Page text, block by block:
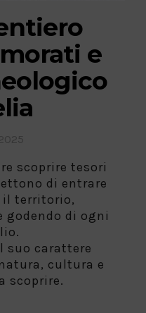
e
scoprire tesori
di entrare
territorio,
di ogni
suo carattere
cultura e
scoprire.